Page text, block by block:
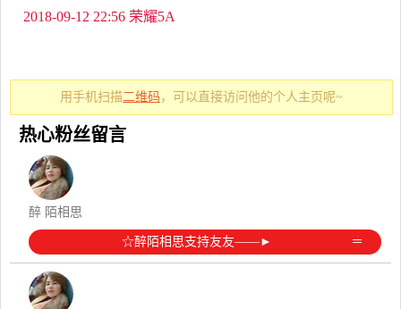
2018-09-12 22:56 荣耀5A
用手机扫描二维码 ，可以直接访问他的个人主页呢~
热心粉丝留言
醉 陌相思
☆醉陌相思支持友友——► ️ ＝